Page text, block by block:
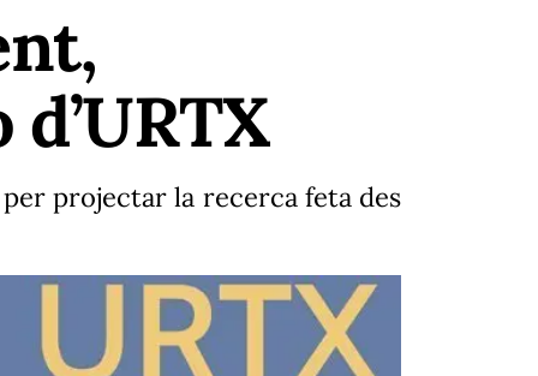
per projectar la recerca feta des